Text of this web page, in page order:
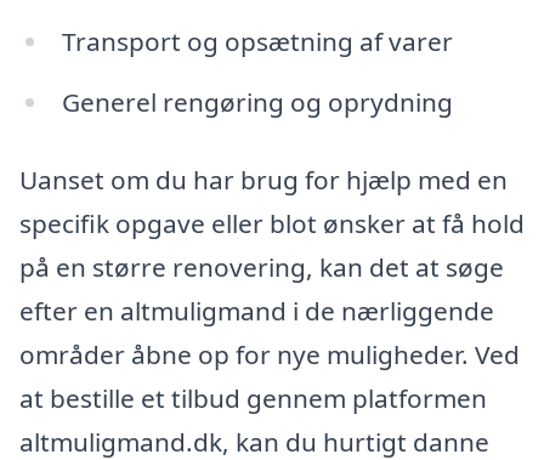
Transport og opsætning af varer
Generel rengøring og oprydning
Uanset om du har brug for hjælp med en
specifik opgave eller blot ønsker at få hold
på en større renovering, kan det at søge
efter en altmuligmand i de nærliggende
områder åbne op for nye muligheder. Ved
at bestille et tilbud gennem platformen
altmuligmand.dk, kan du hurtigt danne